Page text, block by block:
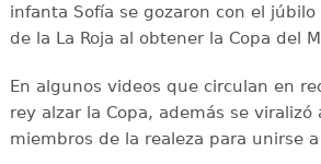
infanta Sofía se gozaron con el
de la La Roja al obtener la Copa del
En algunos videos que circulan en
rey alzar la Copa, además se viralizó
miembros de la realeza para unirse